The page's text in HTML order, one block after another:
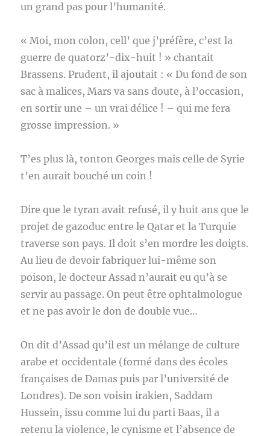
un grand pas pour l’humanité.
« Moi, mon colon, cell’ que j’préfère, c’est la
guerre de quatorz’-dix-huit ! » chantait
Brassens. Prudent, il ajoutait : « Du fond de son
sac à malices, Mars va sans doute, à l’occasion,
en sortir une – un vrai délice ! – qui me fera
grosse impression. »
T’es plus là, tonton Georges mais celle de Syrie
t’en aurait bouché un coin !
Dire que le tyran avait refusé, il y huit ans que le
projet de gazoduc entre le Qatar et la Turquie
traverse son pays. Il doit s’en mordre les doigts.
Au lieu de devoir fabriquer lui-même son
poison, le docteur Assad n’aurait eu qu’à se
servir au passage. On peut être ophtalmologue
et ne pas avoir le don de double vue…
On dit d’Assad qu’il est un mélange de culture
arabe et occidentale (formé dans des écoles
françaises de Damas puis par l’université de
Londres). De son voisin irakien, Saddam
Hussein, issu comme lui du parti Baas, il a
retenu la violence, le cynisme et l’absence de